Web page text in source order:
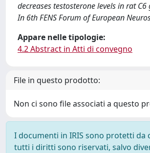
decreases testosterone levels in rat C6
In 6th FENS Forum of European
Appare nelle tipologie:
4.2 Abstract in Atti di convegno
File in questo prodotto:
Non ci sono file associati a questo
I documenti in IRIS sono protetti da
tutti i diritti sono riservati, salvo